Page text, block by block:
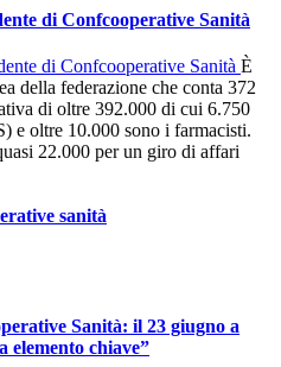
di Confcooperative Sanità
È
della federazione che conta 372
di oltre 392.000 di cui 6.750
e oltre 10.000 sono i farmacisti.
22.000 per un giro di affari
sanità
Sanità: il 23 giugno a
elemento chiave”